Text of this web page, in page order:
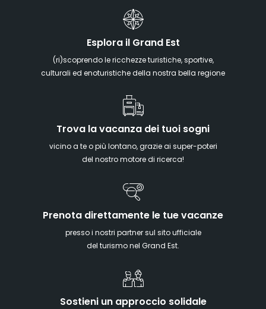
Esplora il Grand Est
(ri)scoprendo le ricchezze turistiche, sportive,
culturali ed enoturistiche della nostra bella regione
Trova la vacanza dei tuoi sogni
vicino a te o più lontano, grazie ai super-poteri
del nostro motore di ricerca!
Prenota direttamente le tue vacanze
presso i nostri partner sul sito ufficiale
del turismo nel Grand Est.
Sostieni un approccio solidale